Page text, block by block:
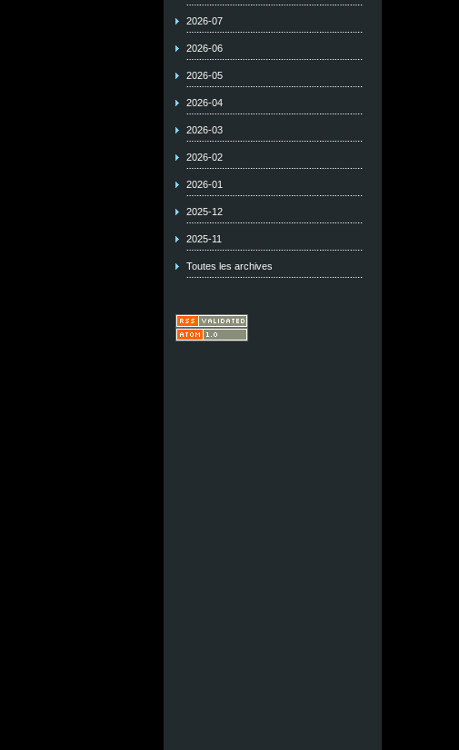
2026-07
2026-06
2026-05
2026-04
2026-03
2026-02
2026-01
2025-12
2025-11
Toutes les archives